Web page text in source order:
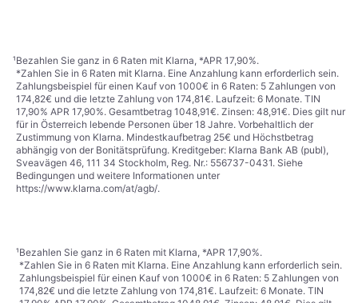
¹Bezahlen Sie ganz in 6 Raten mit Klarna, *APR 17,90%.
*Zahlen Sie in 6 Raten mit Klarna. Eine Anzahlung kann erforderlich sein.
Zahlungsbeispiel für einen Kauf von 1000€ in 6 Raten: 5 Zahlungen von
174,82€ und die letzte Zahlung von 174,81€. Laufzeit: 6 Monate. TIN
17,90% APR 17,90%. Gesamtbetrag 1048,91€. Zinsen: 48,91€. Dies gilt nur
für in Österreich lebende Personen über 18 Jahre. Vorbehaltlich der
Zustimmung von Klarna. Mindestkaufbetrag 25€ und Höchstbetrag
abhängig von der Bonitätsprüfung. Kreditgeber: Klarna Bank AB (publ),
Sveavägen 46, 111 34 Stockholm, Reg. Nr.: 556737-0431. Siehe
Bedingungen und weitere Informationen unter
https://www.klarna.com/at/agb/.
¹Bezahlen Sie ganz in 6 Raten mit Klarna, *APR 17,90%.
*Zahlen Sie in 6 Raten mit Klarna. Eine Anzahlung kann erforderlich sein.
Zahlungsbeispiel für einen Kauf von 1000€ in 6 Raten: 5 Zahlungen von
174,82€ und die letzte Zahlung von 174,81€. Laufzeit: 6 Monate. TIN